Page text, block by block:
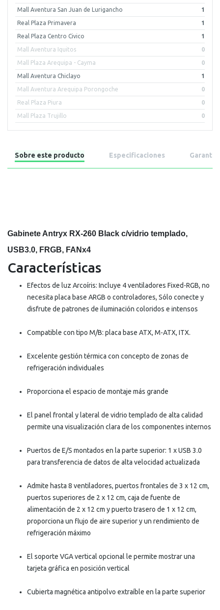
Mall Aventura San Juan de Lurigancho 1
Real Plaza Primavera 1
Real Plaza Centro Civico 1
Mall Aventura Iquitos 0
Mall Plaza Arequipa - Cayma 0
Mall Aventura Chiclayo 1
Mall Aventura Arequipa Porongoche 0
Real Plaza Piura 0
Mall Plaza Trujillo 0
Sobre este producto Especificaciones Garantía
Gabinete Antryx RX-260 Black c/vidrio templado,
USB3.0, FRGB, FANx4
Características
Efectos de luz Arcoíris: Incluye 4 ventiladores Fixed-RGB, no
necesita placa base ARGB o controladores, Sólo conecte y
disfrute de patrones de iluminación coloridos e intensos
Compatible con tipo M/B: placa base ATX, M-ATX, ITX.
Excelente gestión térmica con concepto de zonas de
refrigeración individuales
Proporciona el espacio de montaje más grande
El panel frontal y lateral de vidrio templado de alta calidad
permite una visualización clara de los componentes internos
Puertos de E/S montados en la parte superior: 1 x USB 3.0
para transferencia de datos de alta velocidad actualizada
Admite hasta 8 ventiladores, puertos frontales de 3 x 12 cm,
puertos superiores de 2 x 12 cm, caja de fuente de
alimentación de 2 x 12 cm y puerto trasero de 1 x 12 cm,
proporciona un flujo de aire superior y un rendimiento de
refrigeración máximo
El soporte VGA vertical opcional le permite mostrar una
tarjeta gráfica en posición vertical
Cubierta magnética antipolvo extraíble en la parte superior